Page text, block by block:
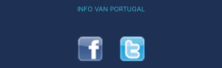
INFO VAN PORTUGAL